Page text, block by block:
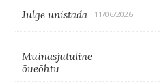
Julge unistada 11/06/2026
Muinasjutuline
õueõhtu